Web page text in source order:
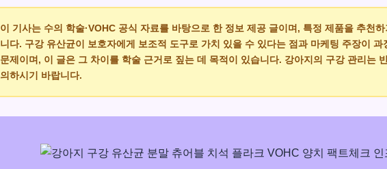
이 기사는 수의 학술·VOHC 공식 자료를 바탕으로 한 정보 제공 글이며, 특정 제품을 추천
니다. 구강 유산균이 보호자에게 보조적 도구로 가치 있을 수 있다는 점과 마케팅 주장이 과
문제이며, 이 글은 그 차이를 학술 근거로 짚는 데 목적이 있습니다. 강아지의 구강 관리는
의하시기 바랍니다.